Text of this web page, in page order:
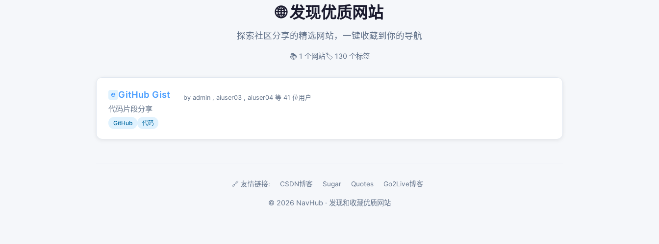
🌐 发现优质网站
探索社区分享的精选网站，一键收藏到你的导航
📚 1 个网站🏷️ 130 个标签
GitHub Gist by admin , aiuser03 , aiuser04 等 41 位用户
代码片段分享
GitHub 代码
🔗 友情链接: CSDN博客 Sugar Quotes Go2Live博客
© 2026 NavHub · 发现和收藏优质网站